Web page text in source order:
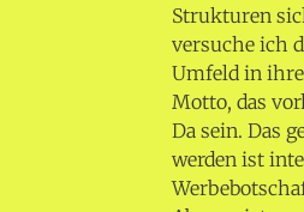
Strukturen
versuche ich
Umfeld in
Motto, das
Da sein. Das
werden ist